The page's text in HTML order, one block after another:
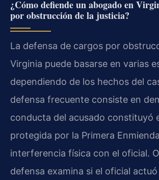
¿Cómo defiende un abogado en
por obstrucción de la justicia?
La defensa de cargos por
Virginia puede basarse en varias
dependiendo de los hechos del
defensa frecuente consiste en
conducta del acusado constituyó
protegida por la Primera
interferencia física con el oficial.
defensa examina si el oficial